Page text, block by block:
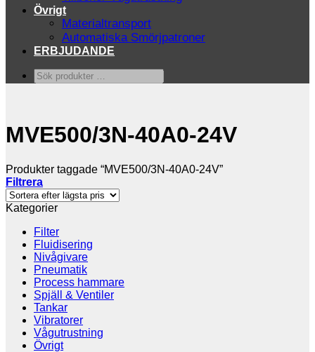
Övrigt
Materialtransport
Automatiska Smörjpatroner
ERBJUDANDE
Sök
produkter
MVE500/3N-40A0-24V
Produkter taggade “MVE500/3N-40A0-24V”
Filtrera
Kategorier
Filter
Fluidisering
Nivågivare
Pneumatik
Process hammare
Spjäll & Ventiler
Tankar
Vibratorer
Vågutrustning
Övrigt